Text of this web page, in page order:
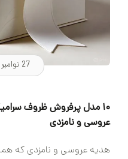
27 نوامبر 2025
۱۰ مدل پرفروش ظروف
عروسی و نامزدی
هدیه عروسی و نامزدی که